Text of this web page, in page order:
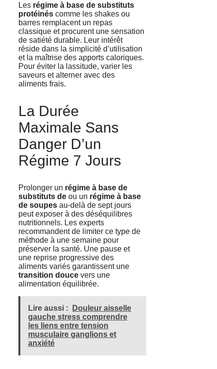
Les régime à base de substituts
protéinés comme les shakes ou
barres remplacent un repas
classique et procurent une sensation
de satiété durable. Leur intérêt
réside dans la simplicité d’utilisation
et la maîtrise des apports caloriques.
Pour éviter la lassitude, varier les
saveurs et alterner avec des
aliments frais.
La Durée
Maximale Sans
Danger D’un
Régime 7 Jours
Prolonger un régime à base de
substituts de ou un régime à base
de soupes au-delà de sept jours
peut exposer à des déséquilibres
nutritionnels. Les experts
recommandent de limiter ce type de
méthode à une semaine pour
préserver la santé. Une pause et
une reprise progressive des
aliments variés garantissent une
transition douce vers une
alimentation équilibrée.
Lire aussi :
Douleur aisselle
gauche stress comprendre
les liens entre tension
musculaire ganglions et
anxiété